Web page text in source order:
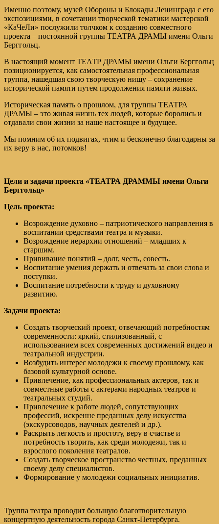
Именно поэтому, музей Обороны и Блокады Ленинграда с его
экспозициями, в сочетании творческой тематики мастерской
«КаЧеЛи» послужили толчком к созданию совместного
проекта – постоянной группы ТЕАТРА ДРАМЫ имени Ольги
Берггольц.
В настоящий момент ТЕАТР ДРАМЫ имени Ольги Берггольц
позиционируется, как самостоятельная профессиональная
труппа, нашедшая свою творческую нишу – сохранение
исторической памяти путем продолжения памяти живых.
Историческая память о прошлом, для труппы ТЕАТРА
ДРАМЫ – это живая жизнь тех людей, которые боролись и
отдавали свои жизни за наше настоящее и будущее.
Мы помним об их подвигах, чтим и бесконечно благодарны за
их веру в нас, потомков!
Цели и задачи проекта «ТЕАТРА ДРАММЫ имени Ольги
Берггольц»
Цель проекта:
Возрождение духовно – патриотического направления в
воспитании средствами театра и музыки.
Возрождение иерархии отношений – младших к
старшим.
Прививание понятий – долг, честь, совесть.
Воспитание умения держать и отвечать за свои слова и
поступки.
Воспитание потребности к труду и духовному
развитию.
Задачи проекта:
Создать творческий проект, отвечающий потребностям
современности: яркий, стилизованный, с
использованием всех современных достижений видео и
театральной индустрии.
Возбудить интерес молодежи к своему прошлому, как
базовой культурной основе.
Привлечение, как профессиональных актеров, так и
совместные работы с актерами народных театров и
театральных студий.
Привлечение к работе людей, сопутствующих
профессий, искренне преданных делу искусства
(экскурсоводов, научных деятелей и др.).
Раскрыть легкость и простоту, веру в счастье и
потребность творить, как среди молодежи, так и
взрослого поколения театралов.
Создать творческое пространство честных, преданных
своему делу специалистов.
Формирование у молодежи социальных инициатив.
Труппа театра проводит большую благотворительную
концертную деятельность города Санкт-Петербурга.